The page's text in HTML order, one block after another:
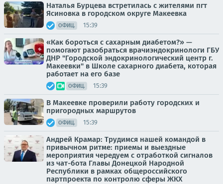
Наталья Бурцева встретилась с жителями пгт
Ясиновка в городском округе Макеевка
ОФИЦ. 15:39
«Как бороться с сахарным диабетом?» —
помогают разобраться врачиэндокринологи ГБУ
ДНР "Городской эндокринологический центр г.
Макеевки" в Школе сахарного диабета, которая
работает на его базе
ОФИЦ. 15:39
В Макеевке проверили работу городских и
пригородных маршрутов
ОФИЦ. 15:39
Андрей Крамар: Трудимся нашей командой в
привычном ритме: приемы и выездные
мероприятия чередуем с отработкой сигналов
из чат-бота Главы Донецкой Народной
Республики в рамках общероссийского
партпроекта по контролю сферы ЖКХ